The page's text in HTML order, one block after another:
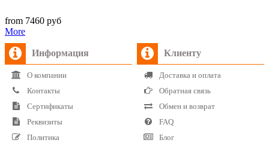
from 7460 руб
More
Информация
О компании
Контакты
Сертификаты
Реквизиты
Политика
Клиенту
Доставка и оплата
Обратная связь
Обмен и возврат
FAQ
Блог